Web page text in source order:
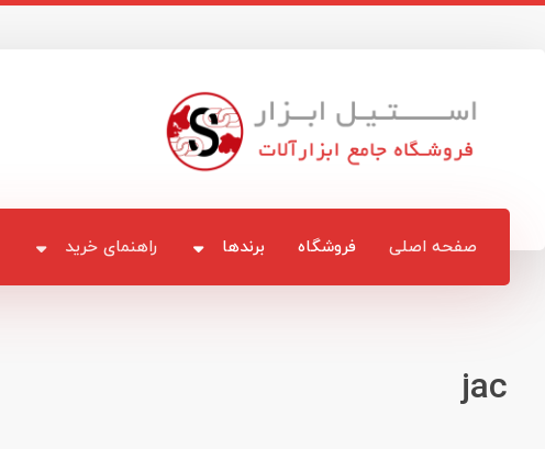
صفحه اصلی فروشگاه برندها راهنمای خرید
jac